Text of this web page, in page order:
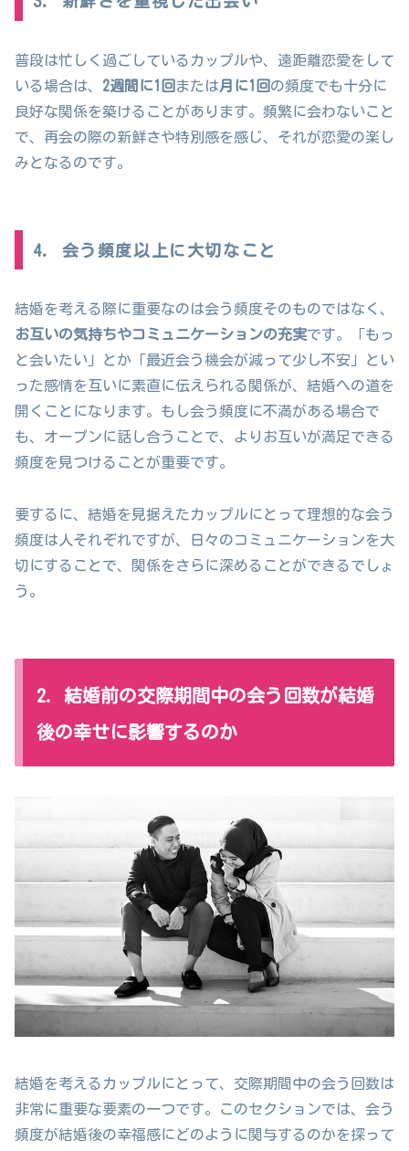
普段は忙しく過ごしているカップルや、遠距離恋愛をして
いる場合は、 2週間に1回 または月に1回の頻度でも十分に
良好な関係を築けることがあります。頻繁に会わないこと
で、再会の際の新鮮さや特別感を感じ、それが恋愛の楽し
みとなるのです。
4. 会う頻度以上に大切なこと
結婚を考える際に重要なのは会う頻度そのものではなく、
お互いの気持ちやコミュニケーションの充実です。「もっ
と会いたい」とか「最近会う機会が減って少し不安」とい
った感情を互いに素直に伝えられる関係が、結婚への道を
開くことになります。もし会う頻度に不満がある場合で
も、オープンに話し合うことで、よりお互いが満足できる
頻度を見つけることが重要です。
要するに、結婚を見据えたカップルにとって理想的な会う
頻度は人それぞれですが、日々のコミュニケーションを大
切にすることで、関係をさらに深めることができるでしょ
う。
2. 結婚前の交際期間中の会う回数が結婚
後の幸せに影響するのか
結婚を考えるカップルにとって、交際期間中の会う回数は
非常に重要な要素の一つです。このセクションでは、会う
頻度が結婚後の幸福感にどのように関与するのかを探って